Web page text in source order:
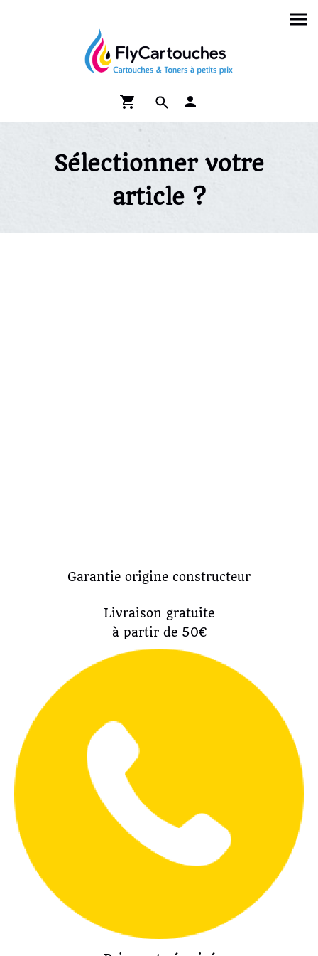
Sélectionner votre
article ?
Garantie origine constructeur
Livraison gratuite
à partir de 50€